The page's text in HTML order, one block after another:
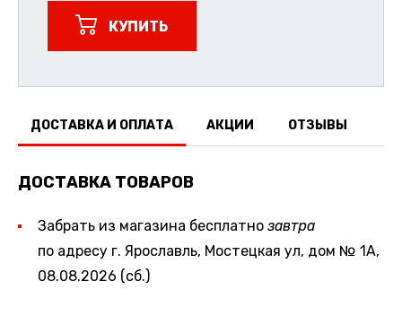
КУПИТЬ
ДОСТАВКА И ОПЛАТА АКЦИИ ОТЗЫВЫ
ДОСТАВКА ТОВАРОВ
Забрать из магазина бесплатно завтра
по адресу г. Ярославль, Мостецкая ул, дом № 1А,
08.08.2026 (сб.)